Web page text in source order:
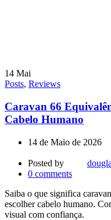
14 Mai
Posts, Reviews
Caravan 66
Cabelo Humano
14 de Maio de 2026
Posted by
0 comments
Saiba o que significa
escolher cabelo humano.
visual com confiança.